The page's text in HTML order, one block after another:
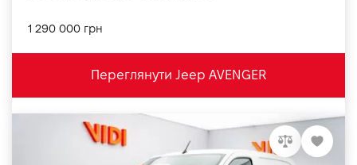
1 290 000 грн
Переглянути Jeep AVENGER